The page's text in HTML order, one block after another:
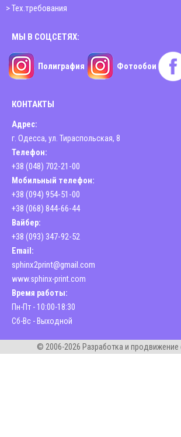
Запорожье
Полтава
Чернигов
> Тех.требования
МЫ В СОЦСЕТЯХ:
Полиграфия Фотообои
КОНТАКТЫ
Адрес:
г. Одесса, ул. Тираспольская, 8
Телефон:
+38 (048) 702-21-00
Мобильный телефон:
+38 (094) 954-51-00
+38 (068) 844-66-44
Вайбер:
+38 (093) 347-92-52
Email:
sphinx2print@gmail.com
www.sphinx-print.com
Время работы:
Пн-Пт - 10:00-18:30
Сб-Вс - Выходной
© 2006-2026 Разработка и продвижение